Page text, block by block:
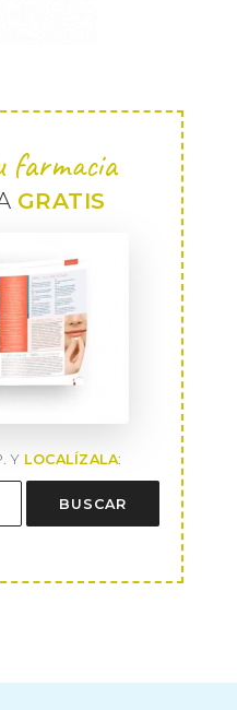
farmacia
GRATIS
Y LOCALÍZALA:
BUSCAR